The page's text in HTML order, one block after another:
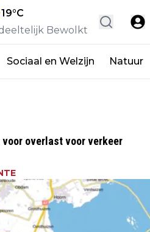
19°C
Bewolkt
Sociaal en Welzijn Natuur
voor overlast voor verkeer